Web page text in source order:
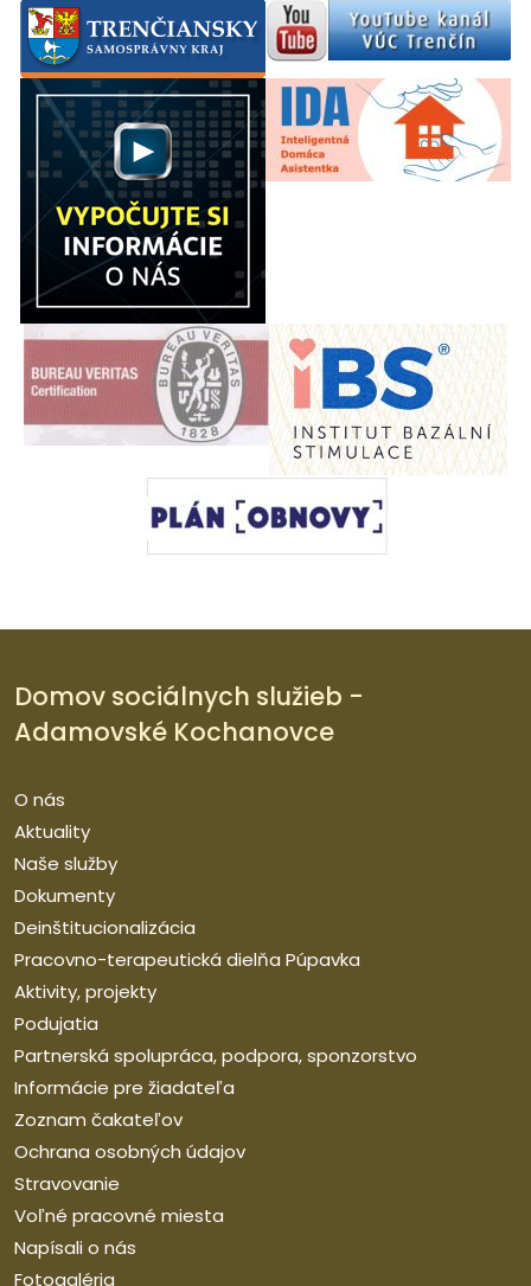
Domov sociálnych služieb -
Adamovské Kochanovce
O nás
Aktuality
Naše služby
Dokumenty
Deinštitucionalizácia
Pracovno-terapeutická dielňa Púpavka
Aktivity, projekty
Podujatia
Partnerská spolupráca, podpora, sponzorstvo
Informácie pre žiadateľa
Zoznam čakateľov
Ochrana osobných údajov
Stravovanie
Voľné pracovné miesta
Napísali o nás
Fotogaléria